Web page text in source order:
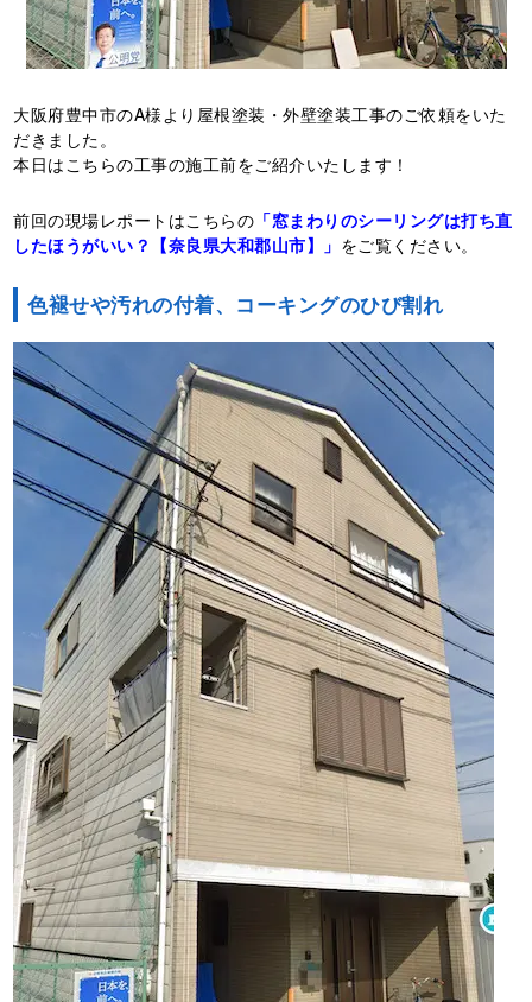
大阪府豊中市のA様より屋根塗装・外壁塗装工事のご依頼をいた
だきました。
本日はこちらの工事の施工前をご紹介いたします！
前回の現場レポートはこちらの 「窓まわりのシーリングは打ち直
したほうがいい？【奈良県大和郡山市】」 をご覧ください。
色褪せや汚れの付着、コーキングのひび割れ